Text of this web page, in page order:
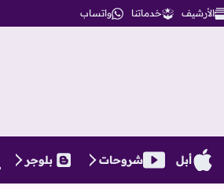
الأرشيف خدماتنا واتساب
أبل شروحات بلوجر